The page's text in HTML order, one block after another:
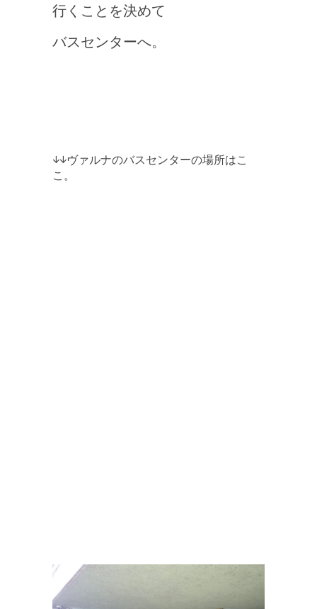
行くことを決めて
バスセンターへ。
↓↓ヴァルナのバスセンターの場所はこ
こ。